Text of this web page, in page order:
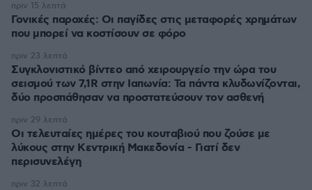
Γονικές παροχές: Οι παγίδες στις μεταφορές χρημάτων
που μπορεί να κοστίσουν σε φόρο
πριν 15 λεπτά
Συγκλονιστικό βίντεο από χειρουργείο την ώρα του
σεισμού των 7,1R στην Ιαπωνία: Τα πάντα κλυδωνίζονται,
δύο προσπάθησαν να προστατεύσουν τον ασθενή
πριν 23 λεπτά
Οι τελευταίες ημέρες του κουταβιού που ζούσε με
λύκους στην Κεντρική Μακεδονία - Γιατί δεν
περισυνελέγη
πριν 29 λεπτά
πριν 32 λεπτά